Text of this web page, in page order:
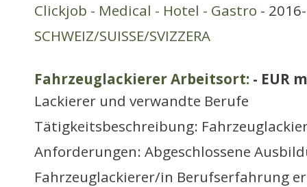
Clickjob - Medical - Hotel - Gastro -
SCHWEIZ/SUISSE/SVIZZERA
Fahrzeuglackierer Arbeitsort: - EUR
Lackierer und verwandte Berufe
Tätigkeitsbeschreibung:
Anforderungen: Abgeschlossene
Fahrzeuglackierer/in Berufserfahrung